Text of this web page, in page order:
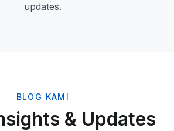
updates.
BLOG KAMI
& Updates